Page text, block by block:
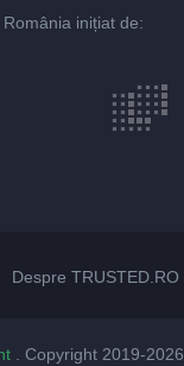
inițiat de:
Despre TRUSTED.RO
. Copyright 2019-2026